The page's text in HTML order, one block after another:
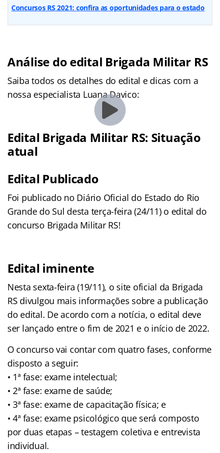
Concursos RS 2021: confira as oportunidades para o estado
Análise do edital Brigada Militar RS
Saiba todos os detalhes do edital e dicas com a
nossa especialista Luana Davico:
Edital Brigada Militar RS: Situação
atual
Edital Publicado
Foi publicado no Diário Oficial do Estado do Rio
Grande do Sul desta terça-feira (24/11) o edital do
concurso Brigada Militar RS!
Edital iminente
Nesta sexta-feira (19/11), o site oficial da Brigada
RS divulgou mais informações sobre a publicação
do edital. De acordo com a notícia, o edital deve
ser lançado entre o fim de 2021 e o início de 2022.
O concurso vai contar com quatro fases, conforme
disposto a seguir:
• 1ª fase: exame intelectual;
• 2ª fase: exame de saúde;
• 3ª fase: exame de capacitação física; e
• 4ª fase: exame psicológico que será composto
por duas etapas – testagem coletiva e entrevista
individual.